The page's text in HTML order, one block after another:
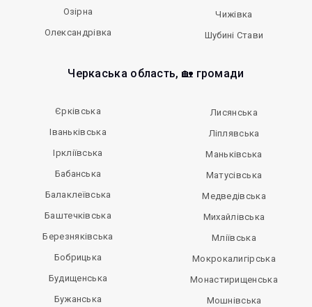
Озірна
Олександрівка
Чижівка
Шубині Стави
Черкаська область, 🏡 громади
Єрківська
Іваньківська
Іркліївська
Бабанська
Балаклеївська
Баштечківська
Березняківська
Бобрицька
Будищенська
Бужанська
Лисянська
Ліплявська
Маньківська
Матусівська
Медведівська
Михайлівська
Мліївська
Мокрокалигірська
Монастирищенська
Мошнівська